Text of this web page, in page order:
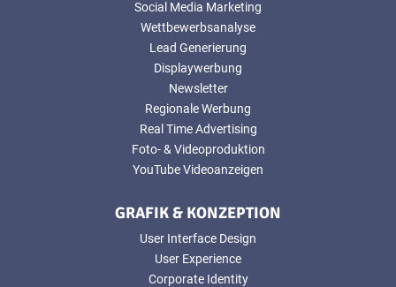
Social Media Marketing
Wettbewerbsanalyse
Lead Generierung
Displaywerbung
Newsletter
Regionale Werbung
Real Time Advertising
Foto- & Videoproduktion
YouTube Videoanzeigen
GRAFIK & KONZEPTION
User Interface Design
User Experience
Corporate Identity